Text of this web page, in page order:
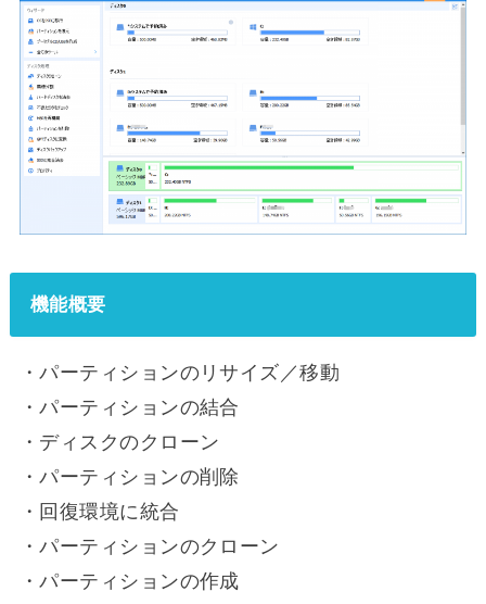
機能概要
・パーティションのリサイズ／移動
・パーティションの結合
・ディスクのクローン
・パーティションの削除
・回復環境に統合
・パーティションのクローン
・パーティションの作成